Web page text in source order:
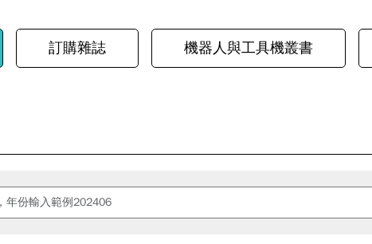
訂購雜誌 機器人與工具機叢書